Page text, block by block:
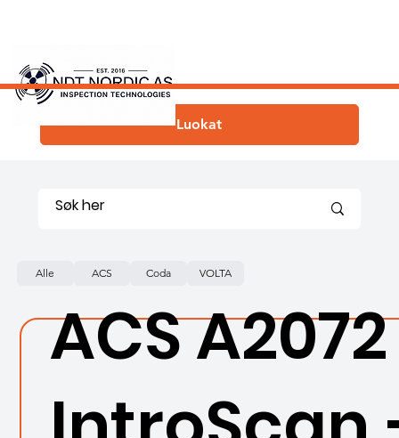
Luokat
Alle ACS Coda VOLTA
ACS A2072